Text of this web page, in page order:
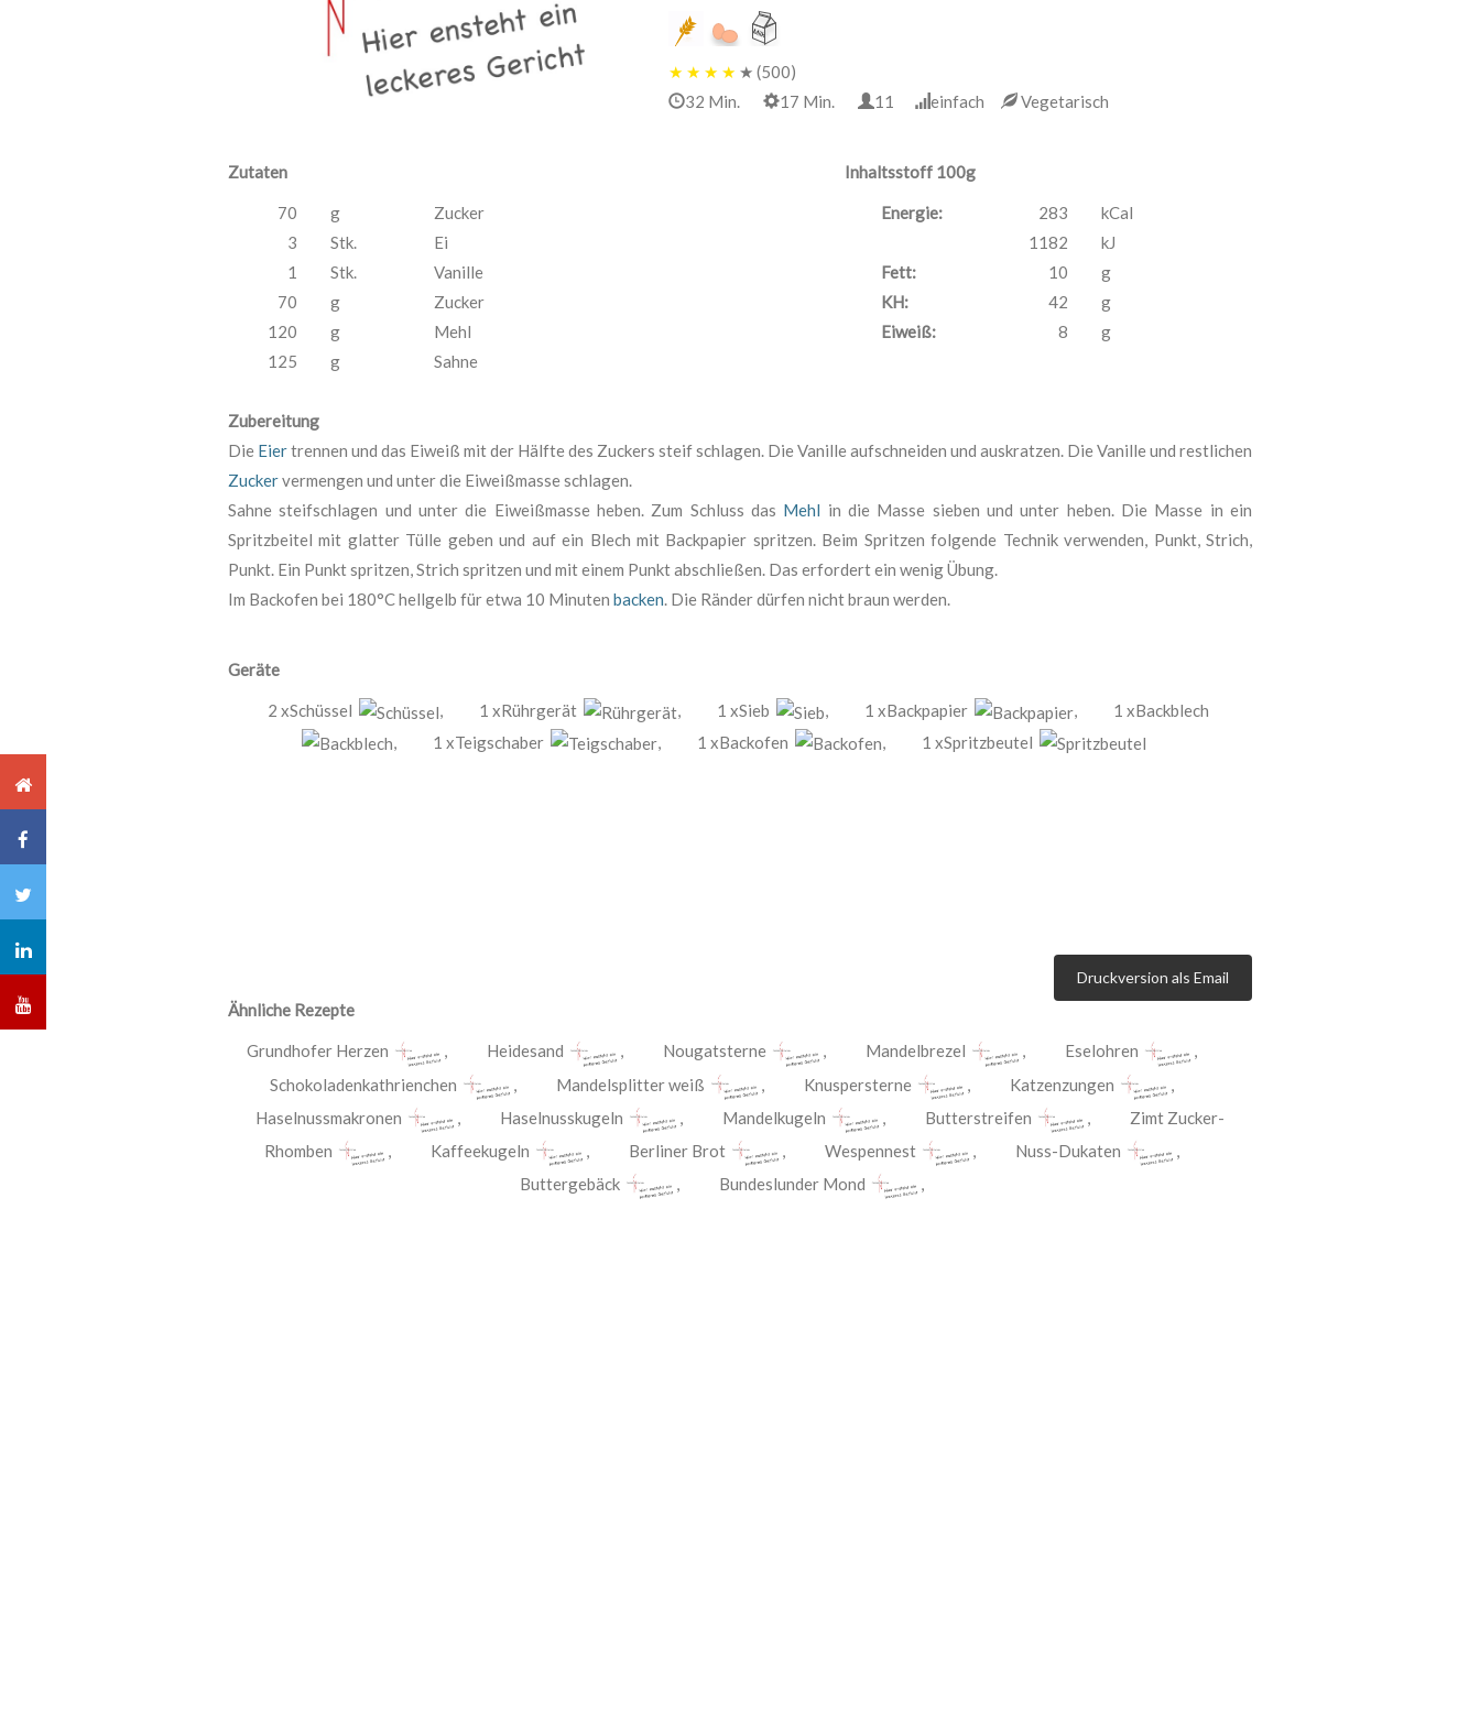
★ ★ ★ ★ ★ (500)
32 Min.
17 Min. 11 einfach Vegetarisch
Zutaten
70 g
Zucker
3
Stk.
Ei
1
Stk.
Vanille
70
g
Zucker
120
g
Mehl
125
g Sahne
Inhaltsstoff 100g
Energie: 283
kCal
1182
kJ
Fett:
10
g
KH:
42
g
Eiweiß:
8 g
Zubereitung
Die Eiertrennen und das Eiweiß mit der Hälfte des Zuckers steif schlagen. Die Vanille aufschneiden und auskratzen. Die Vanille und restlichen
Zuckervermengen und unter die Eiweißmasse schlagen.
Sahne steifschlagen und unter die Eiweißmasse heben. Zum Schluss das Mehl in die Masse sieben und unter heben. Die Masse in ein
Spritzbeitel mit glatter Tülle geben und auf ein Blech mit Backpapier spritzen. Beim Spritzen folgende Technik verwenden, Punkt, Strich,
Punkt. Ein Punkt spritzen, Strich spritzen und mit einem Punkt abschließen. Das erfordert ein wenig Übung.
Im Backofen bei 180°C hellgelb für etwa 10 Minuten backen. Die Ränder dürfen nicht braun werden.
Geräte
2 xSchüssel , 1 xRührgerät , 1 xSieb , 1 xBackpapier ,
1 xBackblech
,
1 xTeigschaber , 1 xBackofen , 1 xSpritzbeutel
Druckversion als Email
Ähnliche Rezepte
Grundhofer Herzen , Heidesand , Nougatsterne , Mandelbrezel , Eselohren
,
Schokoladenkathrienchen
, Mandelsplitter weiß , Knuspersterne , Katzenzungen
,
Haselnussmakronen
, Haselnusskugeln , Mandelkugeln , Butterstreifen , Zimt Zucker-
Rhomben
, Kaffeekugeln , Berliner Brot , Wespennest , Nuss-Dukaten
,
Buttergebäck
, Bundeslunder Mond ,